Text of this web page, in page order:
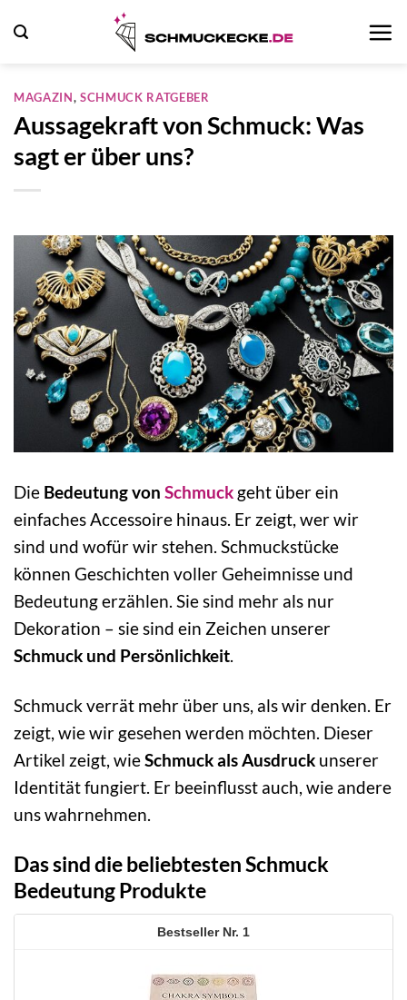
Inhalt
MAGAZIN,SCHMUCK RATGEBER
Aussagekraft von Schmuck: Was
sagt er über uns?
Die Bedeutung von Schmuck geht über ein
einfaches Accessoire hinaus. Er zeigt, wer wir
sind und wofür wir stehen. Schmuckstücke
können Geschichten voller Geheimnisse und
Bedeutung erzählen. Sie sind mehr als nur
Dekoration – sie sind ein Zeichen unserer
Schmuck und Persönlichkeit.
Schmuck verrät mehr über uns, als wir denken. Er
zeigt, wie wir gesehen werden möchten. Dieser
Artikel zeigt, wieSchmuck als Ausdruck unserer
Identität fungiert. Er beeinflusst auch, wie andere
uns wahrnehmen.
Das sind die beliebtesten Schmuck
Bedeutung Produkte
1